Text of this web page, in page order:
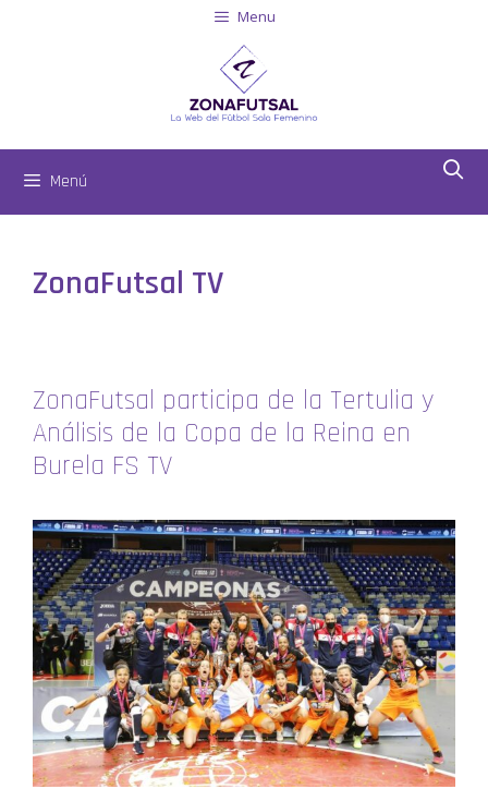
Menu
Menú
ZonaFutsal TV
ZonaFutsal participa de la Tertulia y
Análisis de la Copa de la Reina en
Burela FS TV